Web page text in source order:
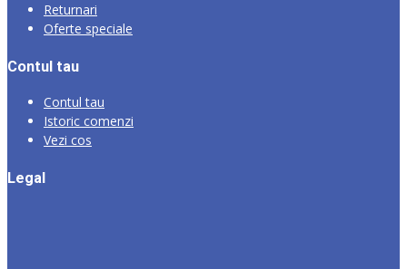
Returnari
Oferte speciale
Contul tau
Contul tau
Istoric comenzi
Vezi cos
Legal